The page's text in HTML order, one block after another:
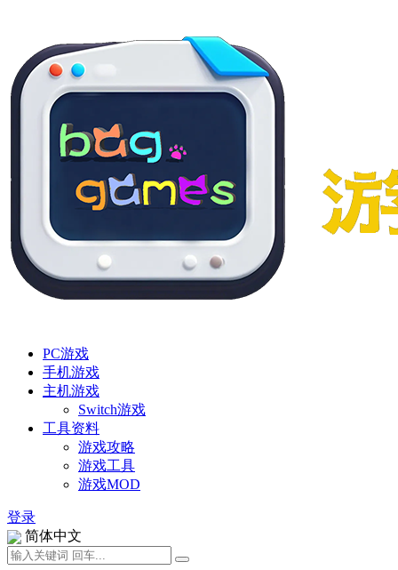
PC游戏
手机游戏
主机游戏
Switch游戏
工具资料
游戏攻略
游戏工具
游戏MOD
登录
简体中文